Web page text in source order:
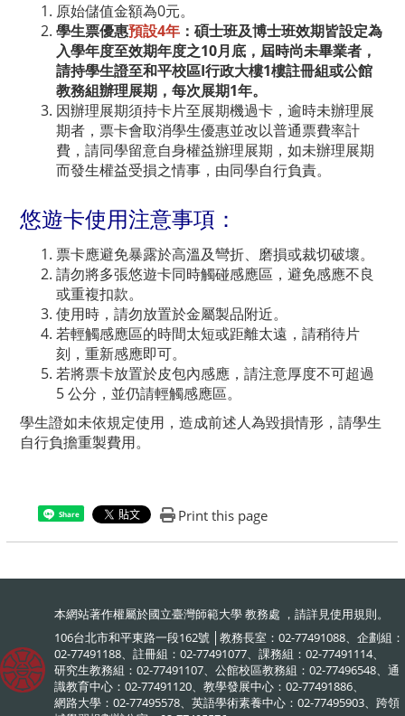
原始儲值金額為0元。
學生票優惠預設4年 ：碩士班及博士班效期皆設定為
入學年度至效期年度之10月底，屆時尚未畢業者，
請持學生證至和平校區I行政大樓1樓註冊組或公館
教務組辦理展期，每次展期1年。
因辦理展期須持卡片至展期機過卡，逾時未辦理展
期者，票卡會取消學生優惠並改以普通票費率計
費，請同學留意自身權益辦理展期，如未辦理展期
而發生權益受損之情事，由同學自行負責。
悠遊卡使用注意事項：
票卡應避免暴露於高溫及彎折、磨損或裁切破壞。
請勿將多張悠遊卡同時觸碰感應區，避免感應不良
或重複扣款。
使用時，請勿放置於金屬製品附近。
若輕觸感應區的時間太短或距離太遠，請稍待片
刻，重新感應即可。
若將票卡放置於皮包內感應，請注意厚度不可超過
5 公分，並仍請輕觸感應區。
學生證如未依規定使用，造成前述人為毀損情形，請學生
自行負擔重製費用。
Share Print this page
本網站著作權屬於國立臺灣師範大學 教務處 ，請詳見使用規則。
106台北市和平東路一段162號 │教務長室：02-77491088、企劃組：
02-77491188、註冊組：02-77491077、課務組：02-77491114、
研究生教務組：02-77491107、公館校區教務組：02-77496548、通
識教育中心：02-77491120、教學發展中心：02-77491886、
網路大學：02-77495578、英語學術素養中心：02-77495903、跨領